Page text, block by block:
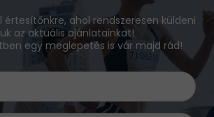
értesítőnkre, ahol rendszeresen küldeni
az aktuális ajánlatainkat!
egy meglepetés is vár majd rád!